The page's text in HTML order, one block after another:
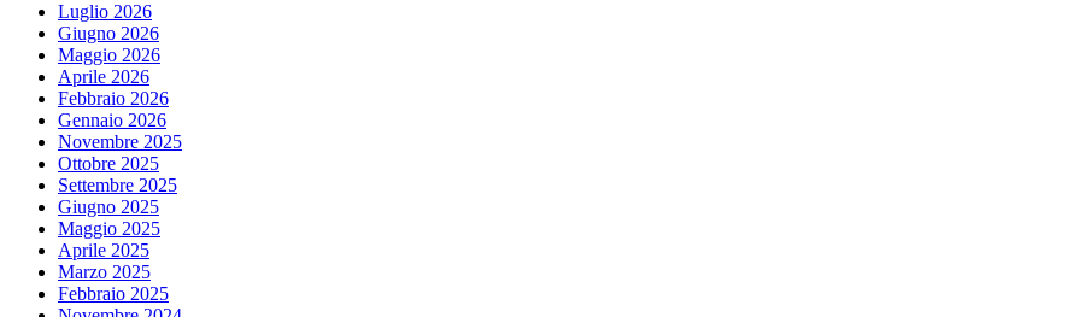
Luglio 2026
Giugno 2026
Maggio 2026
Aprile 2026
Febbraio 2026
Gennaio 2026
Novembre 2025
Ottobre 2025
Settembre 2025
Giugno 2025
Maggio 2025
Aprile 2025
Marzo 2025
Febbraio 2025